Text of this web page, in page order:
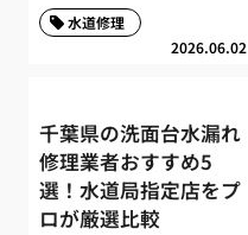
2026.06.02
水道修理
千葉県の洗面台水漏れ
修理業者おすすめ5
選！水道局指定店をプ
ロが厳選比較